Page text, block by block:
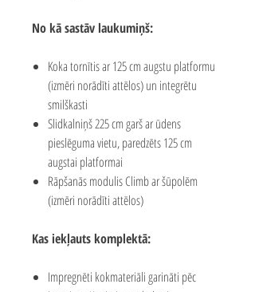
No kā sastāv laukumiņš:
Koka tornītis ar 125 cm augstu platformu
(izmēri norādīti attēlos) un integrētu
smilškasti
Slidkalniņš 225 cm garš ar ūdens
pieslēguma vietu, paredzēts 125 cm
augstai platformai
Rāpšanās modulis Climb ar šūpolēm
(izmēri norādīti attēlos)
Kas iekļauts komplektā:
Impregnēti kokmateriāli garināti pēc